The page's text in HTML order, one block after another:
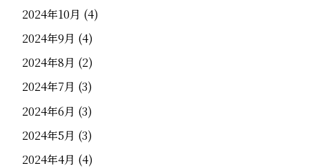
2024年10月 (4)
2024年9月 (4)
2024年8月 (2)
2024年7月 (3)
2024年6月 (3)
2024年5月 (3)
2024年4月 (4)